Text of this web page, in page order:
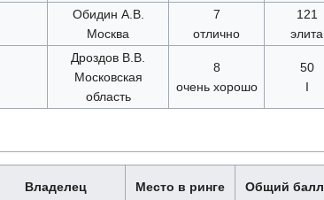
Обидин А.В.
Москва
7
отлично
121
элита
Дроздов В.В.
Московская
область
8
очень хорошо
50
I
Владелец
Место в ринге
Общий балл